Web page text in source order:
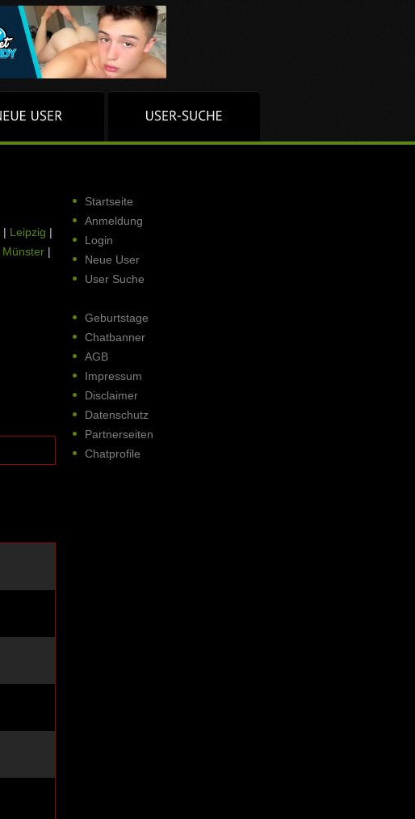
| Leipzig |
Münster|
Startseite
Anmeldung
Login
Neue User
User Suche
Geburtstage
Chatbanner
AGB
Impressum
Disclaimer
Datenschutz
Partnerseiten
Chatprofile